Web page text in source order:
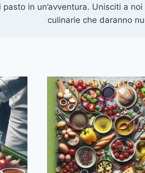
in un’avventura. Unisciti a
culinarie che daranno